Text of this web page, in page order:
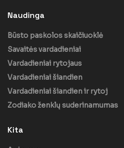
Naudinga
Būsto paskolos skaičiuoklė
Savaitės vardadieniai
Vardadieniai rytojaus
Vardadieniai šiandien
Vardadieniai šiandien ir rytoj
Zodiako ženklų suderinamumas
Kita